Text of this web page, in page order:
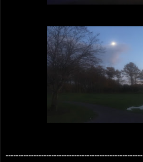
------------------------------------------------------